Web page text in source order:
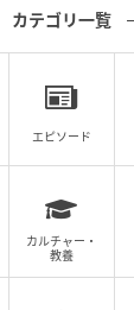
カテゴリ一覧
エピソード
カルチャー・
教養